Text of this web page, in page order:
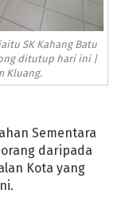
SK Kahang Batu
ditutup hari ini |
Kluang.
Sementara
daripada
Kota yang